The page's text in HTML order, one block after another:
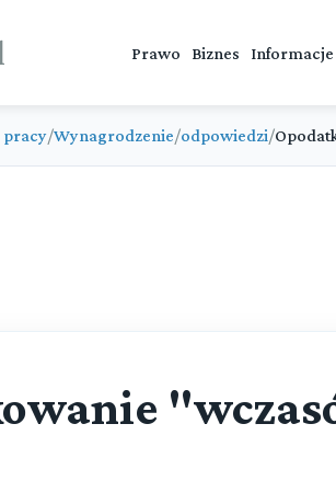
Prawo Biznes Informacje
pracy/Wynagrodzenie/odpowiedzi/